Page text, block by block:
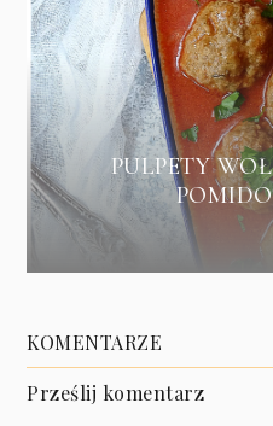
PULPETY
KOMENTARZE
Prześlij komentarz